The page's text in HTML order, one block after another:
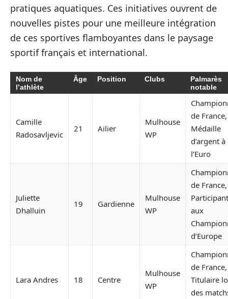
pratiques aquatiques. Ces initiatives ouvrent de
nouvelles pistes pour une meilleure intégration
de ces sportives flamboyantes dans le paysage
sportif français et international.
Nom de
l’athlète
Âge Position Clubs
Palmarès
notable
Camille
Radosavljevic
21 Ailier
Mulhouse
WP
de France,
Médaille
d’argent à
l’Euro
Juliette
Dhalluin
19 Gardienne
Mulhouse
WP
de France,
Participant
aux
d’Europe
Lara Andres 18 Centre
Mulhouse
WP
de France,
Titulaire
des